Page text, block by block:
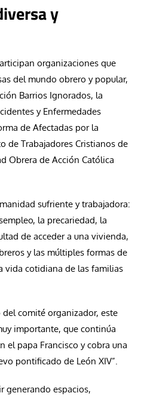
y
organizaciones que
del mundo obrero y popular,
Barrios Ignorados, la
y Enfermedades
de Afectadas por la
de Trabajadores Cristianos de
Obrera de Acción Católica
sufriente y trabajadora:
la precariedad, la
de acceder a una vivienda,
y las múltiples formas de
vida cotidiana de las familias
del comité organizador, este
importante, que continúa
el papa Francisco y cobra una
pontificado de León XIV”.
generando espacios,